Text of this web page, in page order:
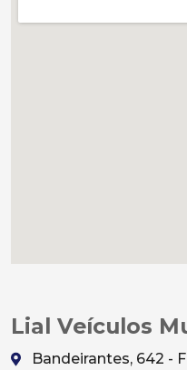
Lial Veículos
Bandeirantes, 642 -